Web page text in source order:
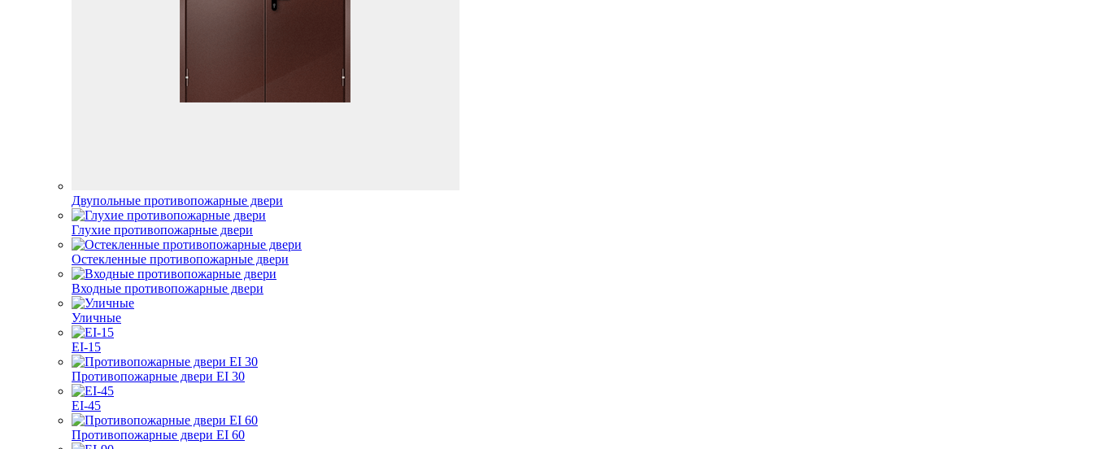
Двупольные противопожарные двери
Глухие противопожарные двери
Остекленные противопожарные двери
Входные противопожарные двери
Уличные
EI-15
Противопожарные двери EI 30
EI-45
Противопожарные двери EI 60